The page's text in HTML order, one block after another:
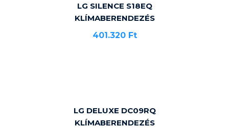
LG SILENCE S18EQ
KLÍMABERENDEZÉS
401.320 Ft
LG DELUXE DC09RQ
KLÍMABERENDEZÉS